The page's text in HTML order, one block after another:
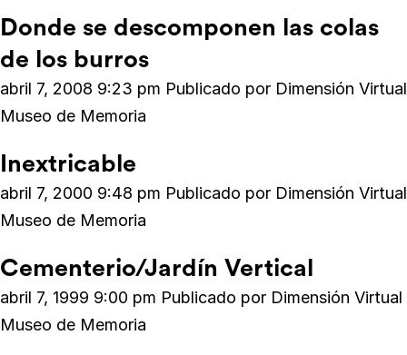
Donde se descomponen las colas
de los burros
abril 7, 2008 9:23 pm Publicado por Dimensión Virtual
Museo de Memoria
Inextricable
abril 7, 2000 9:48 pm Publicado por Dimensión Virtual
Museo de Memoria
Cementerio/Jardín Vertical
abril 7, 1999 9:00 pm Publicado por Dimensión Virtual
Museo de Memoria